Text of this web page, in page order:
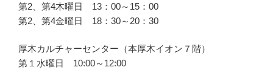
第2、第4木曜日 13：00～15：00
第2、第4金曜日 18：30～20：30
厚木カルチャーセンター（本厚木イオン７階）
第１水曜日 10:00～12:00